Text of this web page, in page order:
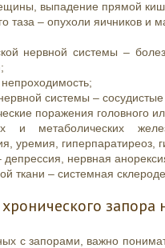
выпадение прямой
таза – опухоли яичников и
нервной системы –
системы –
поражения головного
и метаболических
уремия, гиперпаратиреоз,
депрессия, нервная
ткани – системная
с запорами, важно